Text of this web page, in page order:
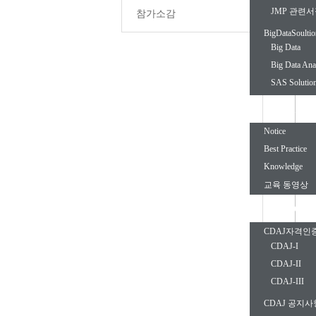
JMP 관련서
Big Data
Big Data
SAS
Notice
Best Practice
Knowledge
교육 동영상
CDAJ
CDAJ자격인
CDAJ-I
CDAJ-II
CDAJ-III
CDAJ 공지사
참가소감